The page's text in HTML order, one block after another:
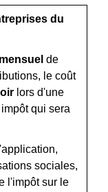
du
de
le coût
lors d'une
qui sera
sociales,
l'impôt sur le